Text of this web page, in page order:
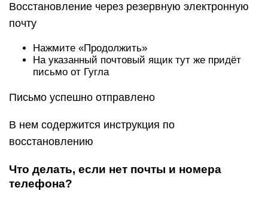
Восстановление через резервную электронную
почту
Нажмите «Продолжить»
На указанный почтовый ящик тут же придёт
письмо от Гугла
Письмо успешно отправлено
В нем содержится инструкция по
восстановлению
Что делать, если нет почты и номера
телефона?